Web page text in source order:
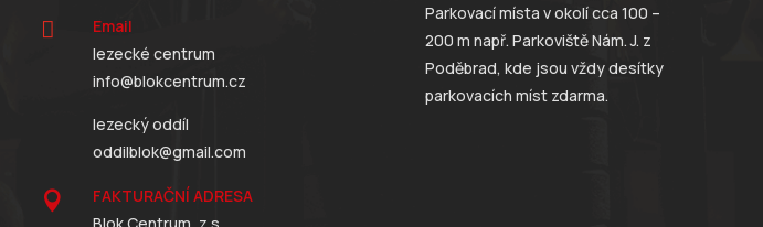

Email
lezecké centrum
info@blokcentrum.cz
lezecký oddíl
oddilblok@gmail.com

FAKTURAČNÍ ADRESA
Blok Centrum, z.s.
Parkovací místa v okolí cca 100 –
200 m např. Parkoviště Nám. J. z
Poděbrad, kde jsou vždy desítky
parkovacích míst zdarma.